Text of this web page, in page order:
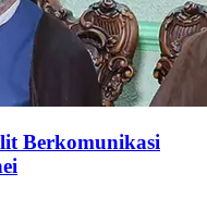
Berkomunikasi